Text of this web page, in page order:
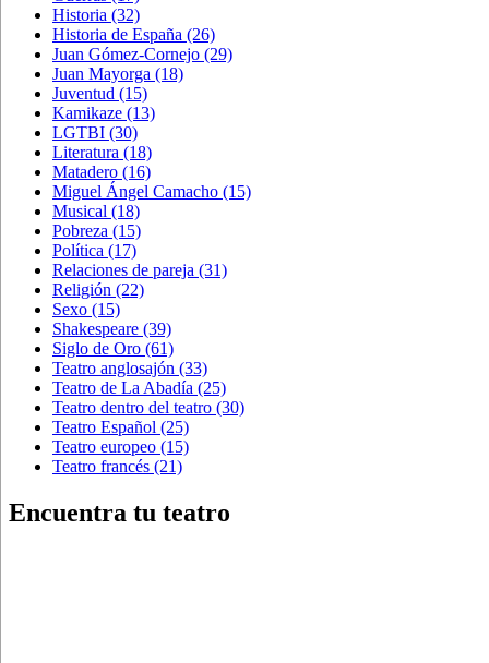
Historia (32)
Historia de España (26)
Juan Gómez-Cornejo (29)
Juan Mayorga (18)
Juventud (15)
Kamikaze (13)
LGTBI (30)
Literatura (18)
Matadero (16)
Miguel Ángel Camacho (15)
Musical (18)
Pobreza (15)
Política (17)
Relaciones de pareja (31)
Religión (22)
Sexo (15)
Shakespeare (39)
Siglo de Oro (61)
Teatro anglosajón (33)
Teatro de La Abadía (25)
Teatro dentro del teatro (30)
Teatro Español (25)
Teatro europeo (15)
Teatro francés (21)
Encuentra tu teatro